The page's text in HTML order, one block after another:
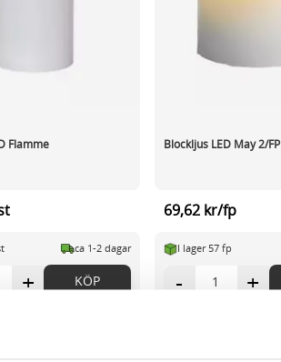
Flamme
ca 1-2 dagar
+ KÖP
Blockljus LED May 2/FP
69,62 kr/fp
I lager 57 fp
- +